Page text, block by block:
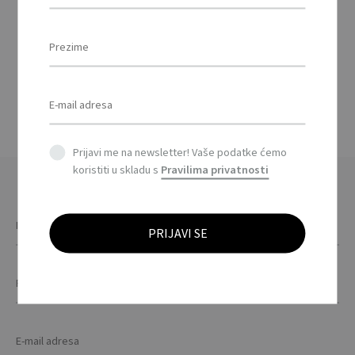
charging case
Prijavi me na newsletter! Vaše podatke ćemo
koristiti u skladu s Pravilima privatnosti